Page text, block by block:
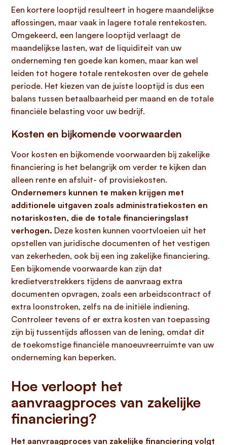
Een kortere looptijd resulteert in hogere maandelijkse
aflossingen, maar vaak in lagere totale rentekosten.
Omgekeerd, een langere looptijd verlaagt de
maandelijkse lasten, wat de liquiditeit van uw
onderneming ten goede kan komen, maar kan wel
leiden tot hogere totale rentekosten over de gehele
periode. Het kiezen van de juiste looptijd is dus een
balans tussen betaalbaarheid per maand en de totale
financiële belasting voor uw bedrijf.
Kosten en bijkomende voorwaarden
Voor kosten en bijkomende voorwaarden bij zakelijke
financiering is het belangrijk om verder te kijken dan
alleen rente en afsluit- of provisiekosten.
Ondernemers kunnen te maken krijgen met
additionele uitgaven zoals administratiekosten en
notariskosten, die de totale financieringslast
verhogen. Deze kosten kunnen voortvloeien uit het
opstellen van juridische documenten of het vestigen
van zekerheden, ook bij een ing zakelijke financiering.
Een bijkomende voorwaarde kan zijn dat
kredietverstrekkers tijdens de aanvraag extra
documenten opvragen, zoals een arbeidscontract of
extra loonstroken, zelfs na de initiële indiening.
Controleer tevens of er extra kosten van toepassing
zijn bij tussentijds aflossen van de lening, omdat dit
de toekomstige financiële manoeuvreerruimte van uw
onderneming kan beperken.
Hoe verloopt het
aanvraagproces van zakelijke
financiering?
Het aanvraagproces van zakelijke financiering volgt